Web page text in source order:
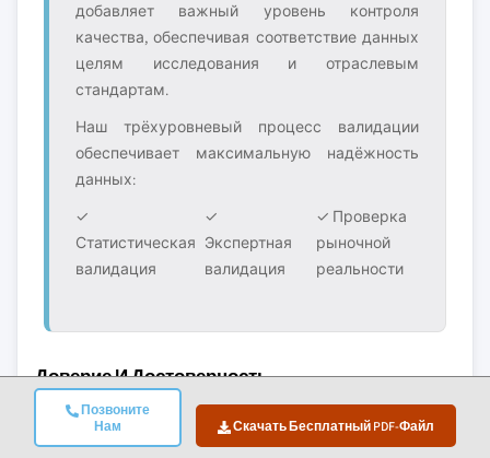
Позвоните
Нам
Скачать Бесплатный PDF-Файл
добавляет важный уровень контроля
качества, обеспечивая соответствие данных
целям исследования и отраслевым
стандартам.
Наш трёхуровневый процесс валидации
обеспечивает максимальную надёжность
данных:
✓
Статистическая
валидация
✓
Экспертная
валидация
✓ Проверка
рыночной
реальности
Доверие И Достоверность
10+ A+